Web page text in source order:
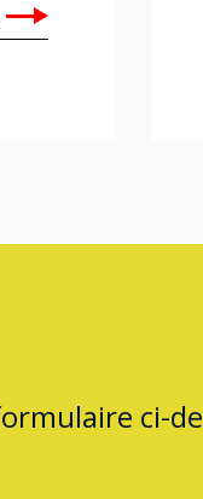
ci-